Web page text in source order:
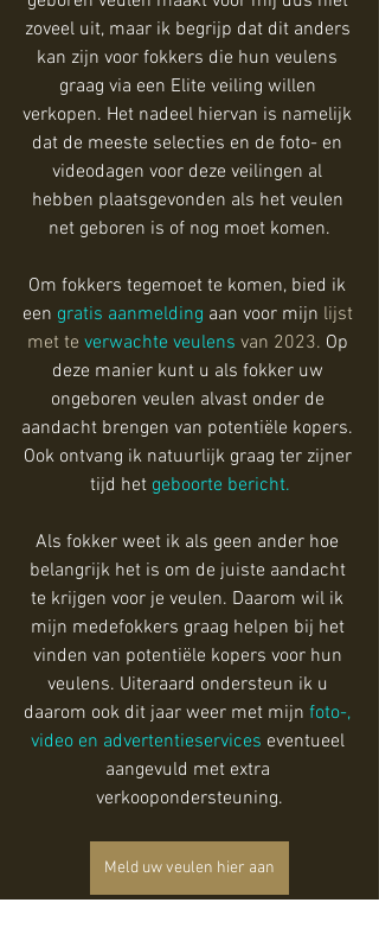
zoveel uit, maar ik begrijp dat dit anders
kan zijn voor fokkers die hun veulens
graag via een Elite veiling willen
verkopen. Het nadeel hiervan is namelijk
dat de meeste selecties en de foto- en
videodagen voor deze veilingen al
hebben plaatsgevonden als het veulen
net geboren is of nog moet komen.
Om fokkers tegemoet te komen, bied ik
een gratis aanmelding aan voor mijn lijst
met te verwachte veulens van 2023. Op
deze manier kunt u als fokker uw
ongeboren veulen alvast onder de
aandacht brengen van potentiële kopers.
Ook ontvang ik natuurlijk graag ter zijner
tijd het geboorte bericht.
Als fokker weet ik als geen ander hoe
belangrijk het is om de juiste aandacht
te krijgen voor je veulen. Daarom wil ik
mijn medefokkers graag helpen bij het
vinden van potentiële kopers voor hun
veulens. Uiteraard ondersteun ik u
daarom ook dit jaar weer met mijn foto-,
video en advertentieservices eventueel
aangevuld met extra
verkoopondersteuning.
Meld uw veulen hier aan